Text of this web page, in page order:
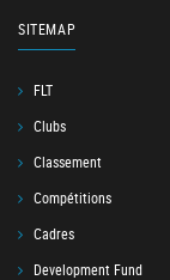
SITEMAP
FLT
Clubs
Classement
Compétitions
Cadres
Development Fund